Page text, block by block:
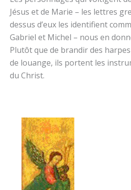
Jésus et de Marie – les lettres
dessus d’eux les identifient
Gabriel et Michel – nous en
Plutôt que de brandir des
de louange, ils portent les
du Christ.